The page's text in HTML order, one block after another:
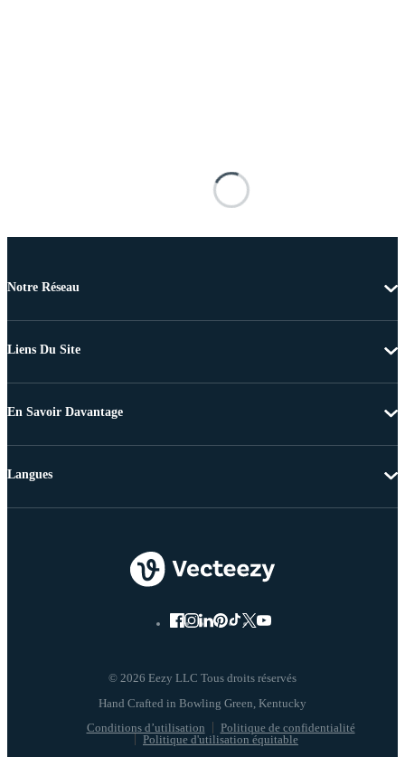
Notre Réseau
Liens Du Site
En Savoir Davantage
© 2026 Eezy LLC Tous droits réservés
Conditions d’utilisation
Politique de confidentialité
Politique d'utilisation équitable
Langues